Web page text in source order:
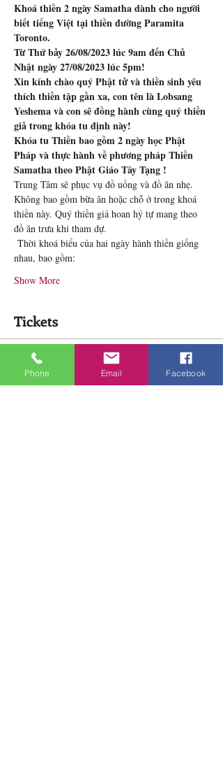
Khoá thiền 2 ngày Samatha dành cho người
biết tiếng Việt tại thiền đường Paramita
Toronto.
Từ Thứ bảy 26/08/2023 lúc 9am đến Chủ
Nhật ngày 27/08/2023 lúc 5pm!
Xin kính chào quý Phật tử và thiền sinh yêu
thích thiền tập gần xa, con tên là Lobsang
Yeshema và con sẽ đồng hành cùng quý thiền
giả trong khóa tu định này!
Khóa tu Thiền bao gồm 2 ngày học Phật
Pháp và thực hành về phương pháp Thiền
Samatha theo Phật Giáo Tây Tạng !
Trung Tâm sẽ phục vụ đồ uống và đồ ăn nhẹ.
Không bao gồm bữa ăn hoặc chỗ ở trong khoá
thiền này. Quý thiền giả hoan hỷ tự mang theo
đồ ăn trưa khi tham dự.
Thời khoá biểu của hai ngày hành thiền giống
nhau, bao gồm:
Show More
Tickets
Sale ended
Ticket type
Phone Email Facebook